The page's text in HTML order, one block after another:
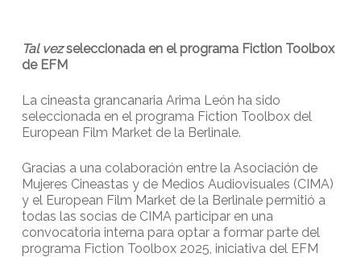
Tal vezseleccionada en el programa Fiction Toolbox
de EFM
La cineasta grancanaria Arima León ha sido
seleccionada en el programa Fiction Toolbox del
European Film Market de la Berlinale.
Gracias a una colaboración entre la Asociación de
Mujeres Cineastas y de Medios Audiovisuales (CIMA)
y el European Film Market de la Berlinale permitió a
todas las socias de CIMA participar en una
convocatoria interna para optar a formar parte del
programa Fiction Toolbox 2025, iniciativa del EFM